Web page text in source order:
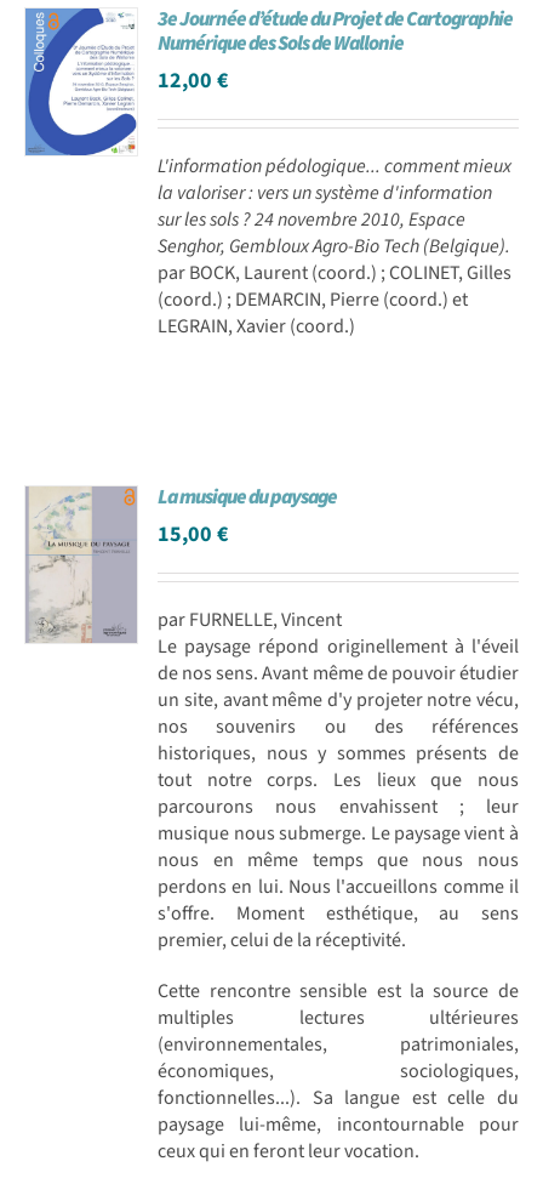
3e Journée d’étude du Projet de Cartographie
Numérique des Sols de Wallonie
12,00€
L'information pédologique... comment mieux
la valoriser : vers un système d'information
sur les sols ? 24 novembre 2010, Espace
Senghor, Gembloux Agro-Bio Tech (Belgique).
par BOCK, Laurent (coord.) ; COLINET, Gilles
(coord.) ; DEMARCIN, Pierre (coord.) et
LEGRAIN, Xavier (coord.)
La musique du paysage
15,00€
par FURNELLE, Vincent
Le paysage répond originellement à l'éveil
de nos sens. Avant même de pouvoir étudier
un site, avant même d'y projeter notre vécu,
nos souvenirs ou des références
historiques, nous y sommes présents de
tout notre corps. Les lieux que nous
parcourons nous envahissent ; leur
musique nous submerge. Le paysage vient à
nous en même temps que nous nous
perdons en lui. Nous l'accueillons comme il
s'offre. Moment esthétique, au sens
premier, celui de la réceptivité.
Cette rencontre sensible est la source de
multiples lectures ultérieures
(environnementales, patrimoniales,
économiques, sociologiques,
fonctionnelles...). Sa langue est celle du
paysage lui-même, incontournable pour
ceux qui en feront leur vocation.